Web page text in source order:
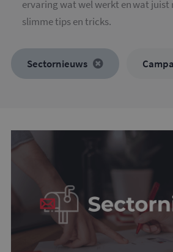
ervaring wat wel werkt en wat juist
slimme tips en tricks.
Sectornieuws